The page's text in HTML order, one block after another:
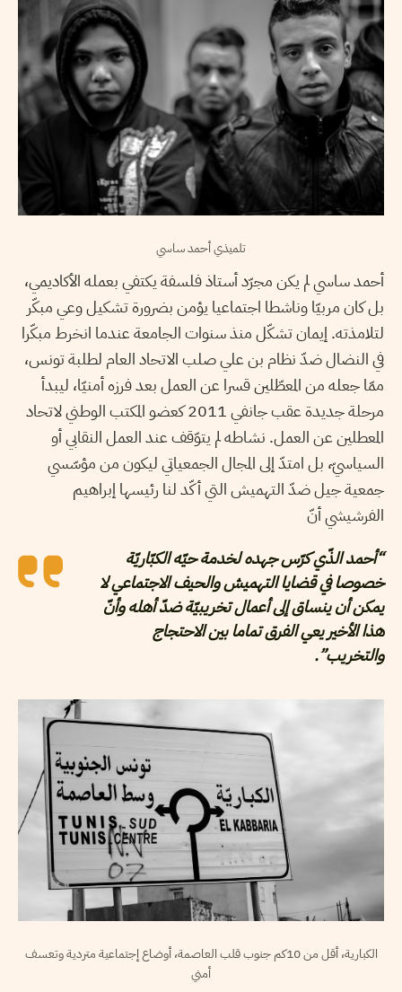
تلميذي أحمد ساسي
أحمد ساسي لم يكن مجرّد أستاذ فلسفة يكتفي بعمله الأكاديمي،
بل كان مربيّا وناشطا اجتماعيا يؤمن بضرورة تشكيل وعي مبكّر
لتلامذته. إيمان تشكّل منذ سنوات الجامعة عندما انخرط مبكّرا
في النضال ضدّ نظام بن علي صلب الاتحاد العام لطلبة تونس،
ممّا جعله من المعطّلين قسرا عن العمل بعد فرزه أمنيّا، ليبدأ
مرحلة جديدة عقب جانفي 2011 كعضو المكتب الوطني لاتحاد
المعطلين عن العمل. نشاطه لم يتوّقف عند العمل النقابي أو
السياسيّ، بل امتدّ إلى المجال الجمعياتي ليكون من مؤسّسي
جمعية جيل ضدّ التهميش التي أكّد لنا رئيسها إبراهيم
الفرشيشي أنّ
“أحمد الذّي كرّس جهده لخدمة حيّه الكبّاريّة
خصوصا في قضايا التهميش والحيف الاجتماعي لا
يمكن أن ينساق إلى أعمال تخريبيّة ضدّ أهله وأنّ
هذا الأخير يعي الفرق تماما بين الاحتجاج
والتخريب”.
الكبارية، أقل من 10كم جنوب قلب العاصمة، أوضاع إجتماعية متردية وتعسف
أمني